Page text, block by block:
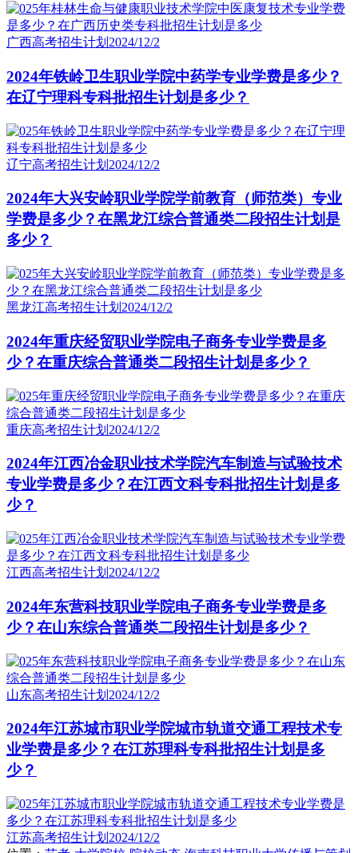
广西高考招生计划 2024/12/2
2024年铁岭卫生职业学院中药学专业学费是多少？
在辽宁理科专科批招生计划是多少？
辽宁高考招生计划 2024/12/2
2024年大兴安岭职业学院学前教育（师范类）专业
学费是多少？在黑龙江综合普通类二段招生计划是
多少？
黑龙江高考招生计划 2024/12/2
2024年重庆经贸职业学院电子商务专业学费是多
少？在重庆综合普通类二段招生计划是多少？
重庆高考招生计划 2024/12/2
2024年江西冶金职业技术学院汽车制造与试验技术
专业学费是多少？在江西文科专科批招生计划是多
少？
江西高考招生计划 2024/12/2
2024年东营科技职业学院电子商务专业学费是多
少？在山东综合普通类二段招生计划是多少？
山东高考招生计划 2024/12/2
2024年江苏城市职业学院城市轨道交通工程技术专
业学费是多少？在江苏理科专科批招生计划是多
少？
江苏高考招生计划 2024/12/2